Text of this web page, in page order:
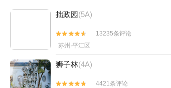
拙政园(5A)


13235条评论
苏州·平江区
狮子林(4A)


4421条评论